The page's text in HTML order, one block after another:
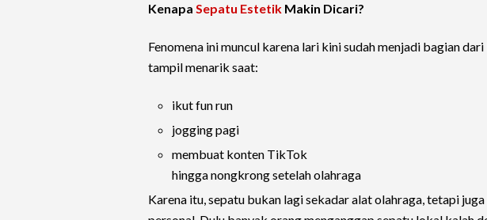
Kenapa Sepatu Estetik Makin Dicari?
Fenomena ini muncul karena lari kini sudah menjadi bagian
tampil menarik saat:
ikut fun run
jogging pagi
membuat konten TikTok
hingga nongkrong setelah olahraga
Karena itu, sepatu bukan lagi sekadar alat olahraga, tetapi